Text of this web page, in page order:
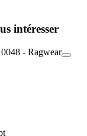
intéresser